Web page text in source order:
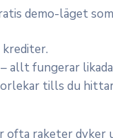
demo-läget
allt fungerar
tills du
ofta raketer